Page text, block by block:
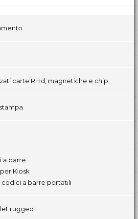
carte RFId, magnetiche e chip
a barre
Kiosk
codici a barre portatili
rugged